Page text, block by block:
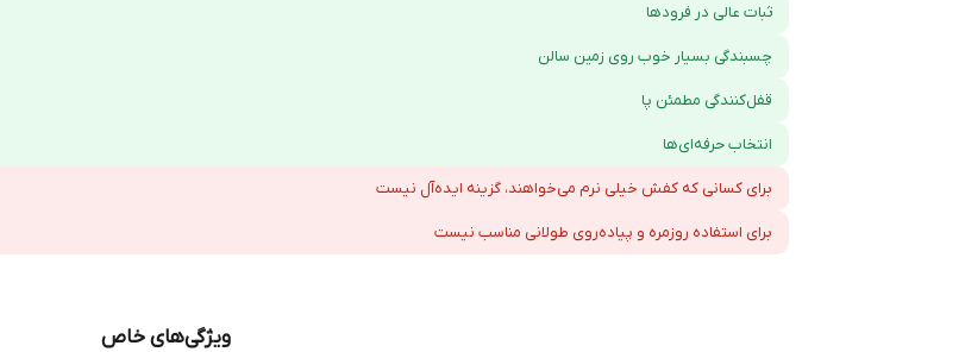
ثبات عالی در فرودها
چسبندگی بسیار خوب روی زمین سالن
قفل‌کنندگی مطمئن پا
انتخاب حرفه‌ای‌ها
برای کسانی که کفش خیلی نرم می‌خواهند، گزینه ایده‌آل نیست
برای استفاده روزمره و پیاده‌روی طولانی مناسب نیست
ویژگی‌های خاص